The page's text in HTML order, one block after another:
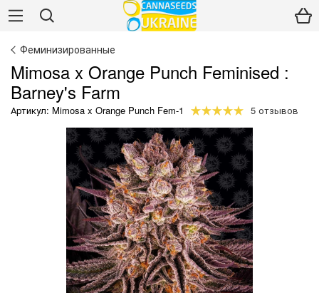
Феминизированные
Mimosa x Orange Punch Feminised :
Barney's Farm
Артикул: Mimosa x Orange Punch Fem-1 5 отзывов